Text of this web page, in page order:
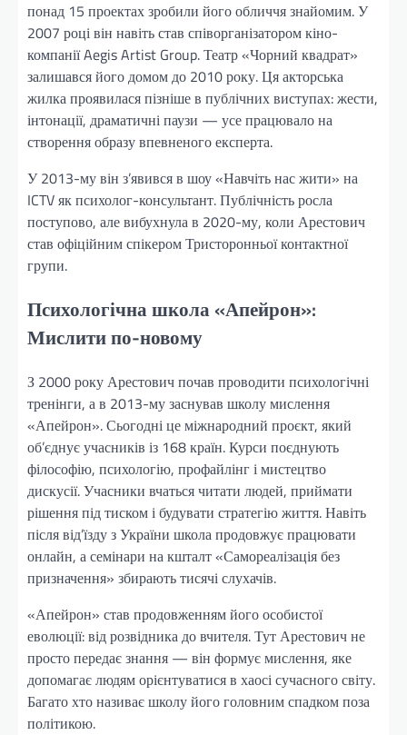
понад 15 проектах зробили його обличчя знайомим. У
2007 році він навіть став співорганізатором кіно-
компанії Aegis Artist Group. Театр «Чорний квадрат»
залишався його домом до 2010 року. Ця акторська
жилка проявилася пізніше в публічних виступах: жести,
інтонації, драматичні паузи — усе працювало на
створення образу впевненого експерта.
У 2013-му він з’явився в шоу «Навчіть нас жити» на
ICTV як психолог-консультант. Публічність росла
поступово, але вибухнула в 2020-му, коли Арестович
став офіційним спікером Тристоронньої контактної
групи.
Психологічна школа «Апейрон»:
Мислити по-новому
З 2000 року Арестович почав проводити психологічні
тренінги, а в 2013-му заснував школу мислення
«Апейрон». Сьогодні це міжнародний проєкт, який
об’єднує учасників із 168 країн. Курси поєднують
філософію, психологію, профайлінг і мистецтво
дискусії. Учасники вчаться читати людей, приймати
рішення під тиском і будувати стратегію життя. Навіть
після від’їзду з України школа продовжує працювати
онлайн, а семінари на кшталт «Самореалізація без
призначення» збирають тисячі слухачів.
«Апейрон» став продовженням його особистої
еволюції: від розвідника до вчителя. Тут Арестович не
просто передає знання — він формує мислення, яке
допомагає людям орієнтуватися в хаосі сучасного світу.
Багато хто називає школу його головним спадком поза
політикою.